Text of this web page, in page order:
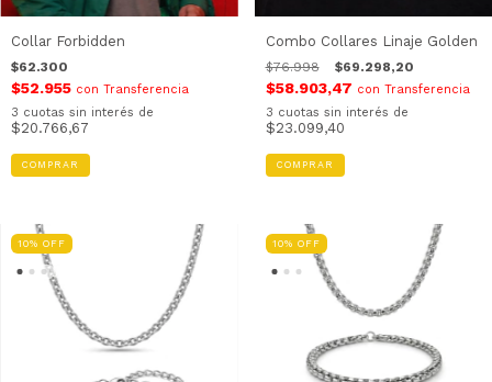
Collar Forbidden
$62.300
$52.955 con Transferencia
3 cuotas sin interés de
$20.766,67
Combo Collares Linaje Golden
$76.998 $69.298,20
$58.903,47 con Transferencia
3 cuotas sin interés de
$23.099,40
COMPRAR
10% OFF 10% OFF